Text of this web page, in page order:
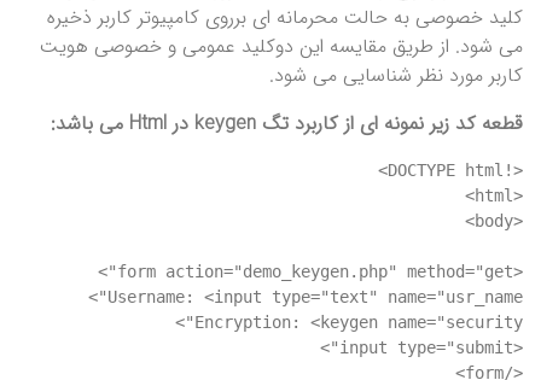
کلید خصوصی به حالت محرمانه ای برروی کامپیوتر کاربر ذخیره
می شود. از طریق مقایسه این دوکلید عمومی و خصوصی هویت
کاربر مورد نظر شناسایی می شود.
قطعه کد زیر نمونه ای از کاربرد تگ keygen در Html می باشد: